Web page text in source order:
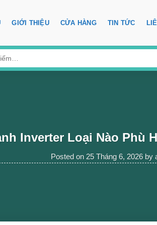
GIỚI THIỆU CỬA HÀNG TIN TỨC
Inverter Loại Nào Phù
Posted on 25 Tháng 6, 2026by